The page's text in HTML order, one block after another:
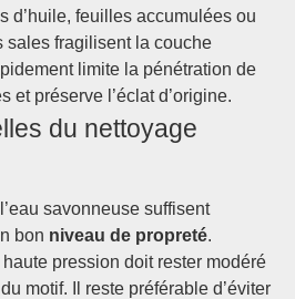
d’huile, feuilles accumulées ou
sales fragilisent la couche
limite la pénétration de
et préserve l’éclat d’origine.
du nettoyage
savonneuse suffisent
bon niveau de propreté.
haute pression doit rester modéré
motif. Il reste préférable d’éviter